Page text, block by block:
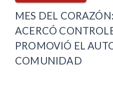
MES DEL
ACERCÓ
PROMOVIÓ EL
COMUNIDAD